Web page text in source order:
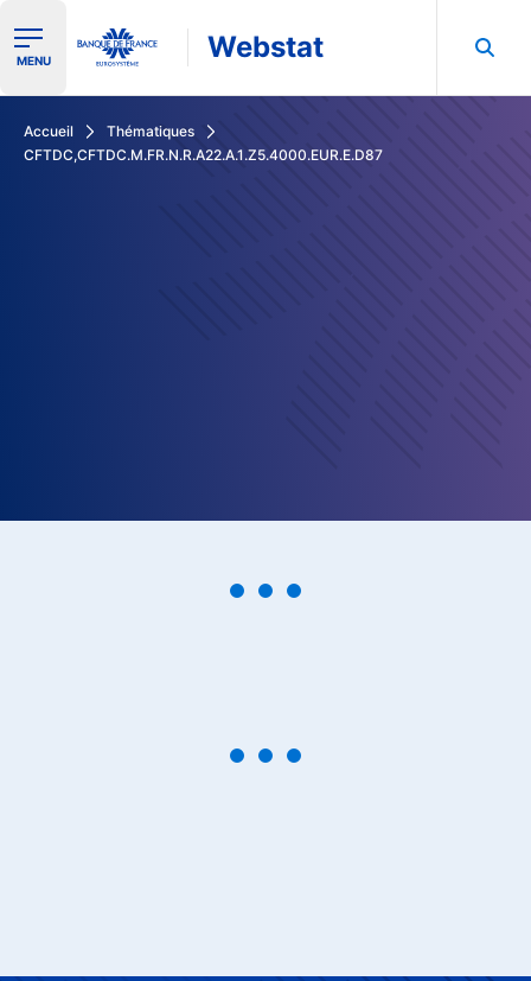
Ouvrir le menu de navigation
MENU Webstat
Accueil
Thématiques
CFTDC,CFTDC.M.FR.N.R.A22.A.1.Z5.4000.EUR.E.D87